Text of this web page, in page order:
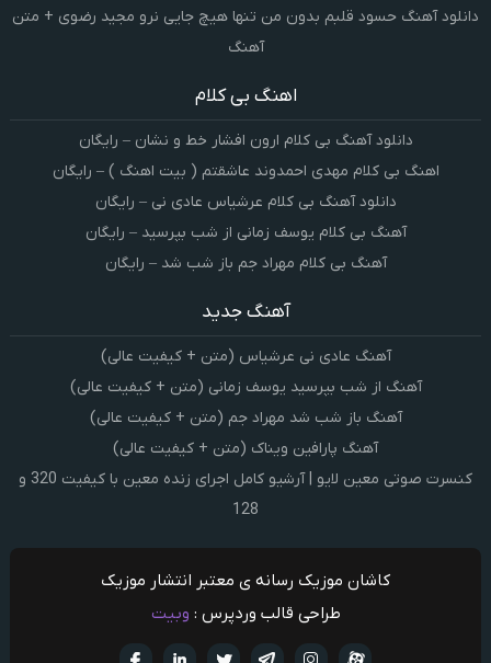
دانلود آهنگ حسود قلبم بدون من تنها هیچ جایی نرو مجید رضوی + متن
آهنگ
اهنگ بی کلام
دانلود آهنگ بی کلام ارون افشار خط و نشان – رایگان
اهنگ بی کلام مهدی احمدوند عاشقتم ( بیت اهنگ ) – رایگان
دانلود آهنگ بی کلام عرشیاس عادی نی – رایگان
آهنگ بی کلام یوسف زمانی از شب بپرسید – رایگان
آهنگ بی کلام مهراد جم باز شب شد – رایگان
آهنگ جدید
آهنگ عادی نی عرشیاس (متن + کیفیت عالی)
آهنگ از شب بپرسید یوسف زمانی (متن + کیفیت عالی)
آهنگ باز شب شد مهراد جم (متن + کیفیت عالی)
آهنگ پارافین ویناک (متن + کیفیت عالی)
کنسرت صوتی معین لایو | آرشیو کامل اجرای زنده معین با کیفیت 320 و
128
کاشان موزیک رسانه ی معتبر انتشار موزیک
طراحی قالب وردپرس : وبیت